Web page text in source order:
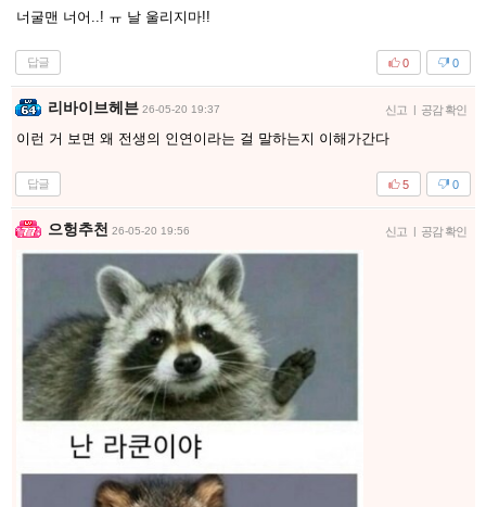
너굴맨 너어..! ㅠ 날 울리지마!!
답글 0
0
리바이브헤븐 26-05-20 19:37 신고 | 공감 확인
이런 거 보면 왜 전생의 인연이라는 걸 말하는지 이해가간다
답글 0
5
으헝추천 26-05-20 19:56 신고 | 공감 확인